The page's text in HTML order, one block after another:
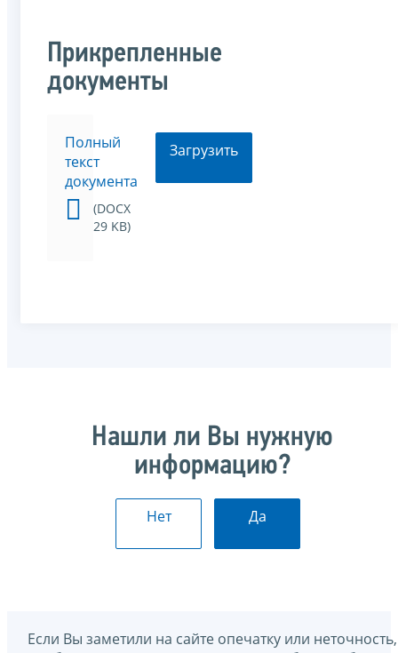
Прикрепленные
документы
Полный
текст
документа
(DOCX
29 KB)
Загрузить
Нашли ли Вы нужную
информацию?
Нет Да
Если Вы заметили на сайте опечатку или неточность,